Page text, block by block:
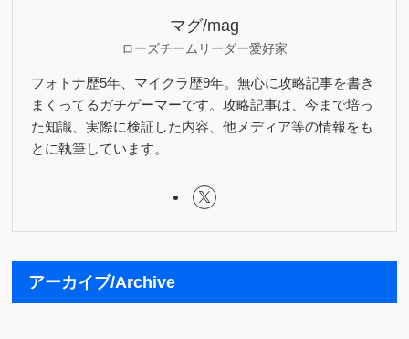
マグ/mag
ローズチームリーダー愛好家
フォトナ歴5年、マイクラ歴9年。無心に攻略記事を書き
まくってるガチゲーマーです。攻略記事は、今まで培っ
た知識、実際に検証した内容、他メディア等の情報をも
とに執筆しています。
アーカイブ/Archive